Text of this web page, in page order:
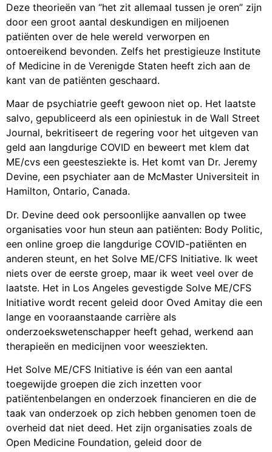
Deze theorieën van “het zit allemaal tussen je oren” zijn
door een groot aantal deskundigen en miljoenen
patiënten over de hele wereld verworpen en
ontoereikend bevonden. Zelfs het prestigieuze Institute
of Medicine in de Verenigde Staten heeft zich aan de
kant van de patiënten geschaard.
Maar de psychiatrie geeft gewoon niet op. Het laatste
salvo, gepubliceerd als een opiniestuk in de Wall Street
Journal, bekritiseert de regering voor het uitgeven van
geld aan langdurige COVID en beweert met klem dat
ME/cvs een geestesziekte is. Het komt van Dr. Jeremy
Devine, een psychiater aan de McMaster Universiteit in
Hamilton, Ontario, Canada.
Dr. Devine deed ook persoonlijke aanvallen op twee
organisaties voor hun steun aan patiënten: Body Politic,
een online groep die langdurige COVID-patiënten en
anderen steunt, en het Solve ME/CFS Initiative. Ik weet
niets over de eerste groep, maar ik weet veel over de
laatste. Het in Los Angeles gevestigde Solve ME/CFS
Initiative wordt recent geleid door Oved Amitay die een
lange en vooraanstaande carrière als
onderzoekswetenschapper heeft gehad, werkend aan
therapieën en medicijnen voor weesziekten.
Het Solve ME/CFS Initiative is één van een aantal
toegewijde groepen die zich inzetten voor
patiëntenbelangen en onderzoek financieren en die de
taak van onderzoek op zich hebben genomen toen de
overheid dat niet deed. Het zijn organisaties zoals de
Open Medicine Foundation, geleid door de